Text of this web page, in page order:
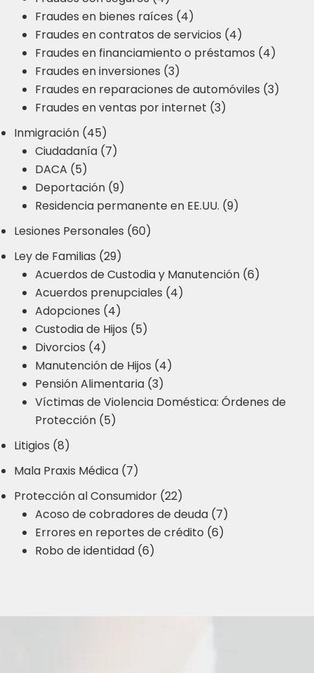
Fraudes en bienes raíces (4)
Fraudes en contratos de servicios (4)
Fraudes en financiamiento o préstamos (4)
Fraudes en inversiones (3)
Fraudes en reparaciones de automóviles (3)
Fraudes en ventas por internet (3)
Inmigración (45)
Ciudadanía (7)
DACA (5)
Deportación (9)
Residencia permanente en EE.UU. (9)
Lesiones Personales (60)
Ley de Familias (29)
Acuerdos de Custodia y Manutención (6)
Acuerdos prenupciales (4)
Adopciones (4)
Custodia de Hijos (5)
Divorcios (4)
Manutención de Hijos (4)
Pensión Alimentaria (3)
Víctimas de Violencia Doméstica: Órdenes de
Protección (5)
Litigios (8)
Mala Praxis Médica (7)
Protección al Consumidor (22)
Acoso de cobradores de deuda (7)
Errores en reportes de crédito (6)
Robo de identidad (6)